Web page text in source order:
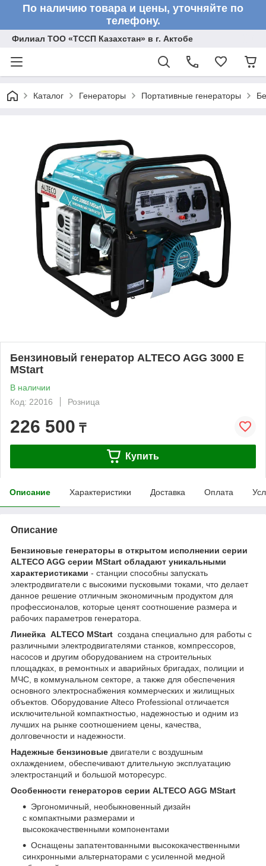
По наличию товара и цены, уточняйте по
телефону.
Филиал ТОО «ТССП Казахстан» в г. Актобе
Каталог Генераторы Портативные генераторы
Бензиновый генератор ALTECO AGG 3000 E
MStart
В наличии
Код: 22016
Розница
226 500 ₸
Купить
Описание Характеристики Доставка Оплата
Описание
Бензиновые генераторы в открытом исполнении серии
ALTECO AGG серии MStart обладают уникальными
характеристиками - станции способны запускать
электродвигатели с высокими пусковыми токами, что делает
данное решение отличным экономичным продуктом для
профессионалов, которые ценят соотношение размера и
рабочих параметров генератора.
Линейка ALTECO MStart создана специально для работы с
различными электродвигателями станков, компрессоров,
насосов и другим оборудованием на строительных
площадках, в ремонтных и аварийных бригадах, полиции и
МЧС, в коммунальном секторе, а также для обеспечения
основного электроснабжения коммерческих и жилищных
объектов. Оборудование Alteco Professional отличается
исключительной компактностью, надежностью и одним из
лучших на рынке соотношением цены, качества,
долговечности и надежности.
Надежные бензиновые двигатели с воздушным
охлаждением, обеспечивают длительную эксплуатацию
электростанций и большой моторесурс.
Особенности генераторов серии ALTECO AGG MStart
Эргономичный, необыкновенный дизайн
с компактными размерами и
высококачественными компонентами
Оснащены запатентованными высококачественными
синхронными альтернаторами с усиленной медной